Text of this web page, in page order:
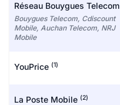
Réseau Bouygues Telecom
Bouygues Telecom, Cdiscount
Mobile, Auchan Telecom, NRJ
Mobile
YouPrice (1)
La Poste Mobile (2)